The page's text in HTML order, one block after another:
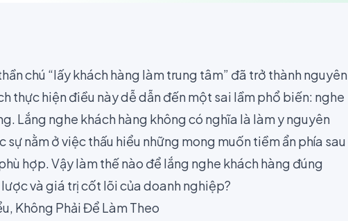
chú “lấy khách hàng làm trung tâm” đã trở thành nguyên
thực hiện điều này dễ dẫn đến một sai lầm phổ biến: nghe
Lắng nghe khách hàng không có nghĩa là làm y nguyên
nằm ở việc thấu hiểu những mong muốn tiềm ẩn phía sau
hợp. Vậy làm thế nào để lắng nghe khách hàng đúng
và giá trị cốt lõi của doanh nghiệp?
Không Phải Để Làm Theo